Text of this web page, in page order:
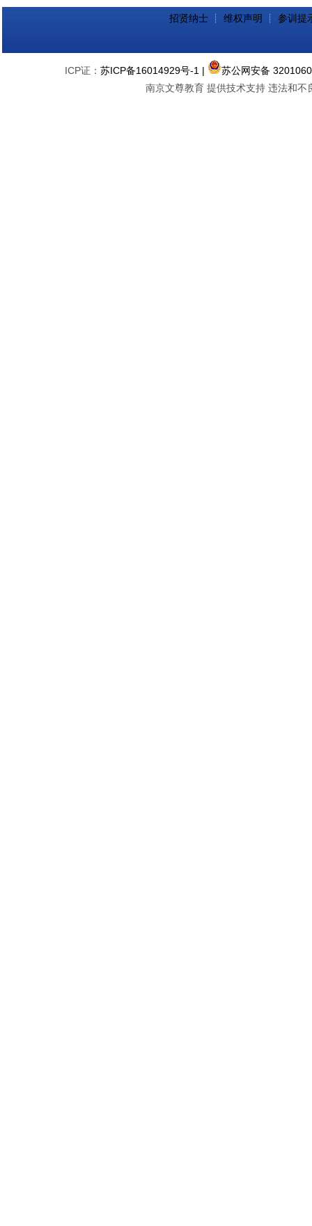
招贤纳士 ┊ 维权声明 ┊ 参训提
ICP证： 苏ICP备16014929号-1 |
苏公网安备
南京文尊教育 提供技术支持 违法和